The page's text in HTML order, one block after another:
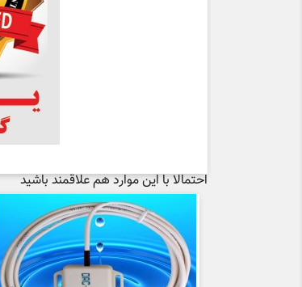
احتمالا با این موارد هم علاقمند باشید